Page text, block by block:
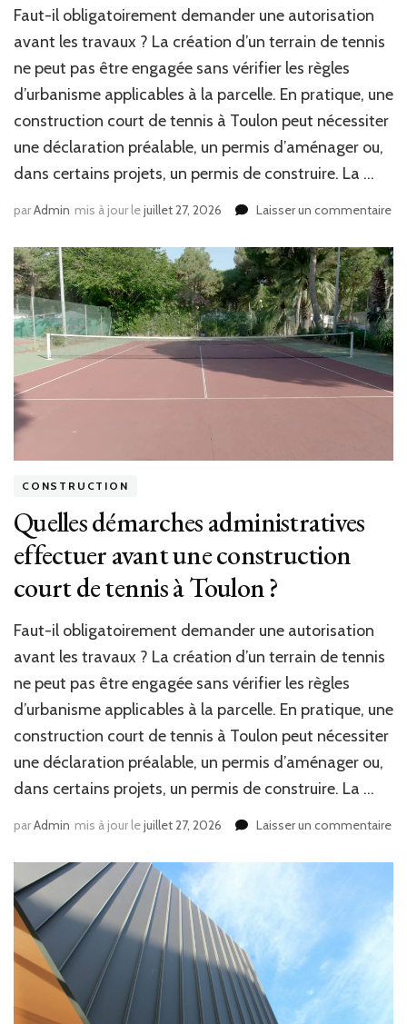
Faut-il obligatoirement demander une autorisation
avant les travaux ? La création d’un terrain de tennis
ne peut pas être engagée sans vérifier les règles
d’urbanisme applicables à la parcelle. En pratique, une
construction court de tennis à Toulon peut nécessiter
une déclaration préalable, un permis d’aménager ou,
dans certains projets, un permis de construire. La …
parAdmin mis à jour lejuillet 27, 2026 Laisser un commentairesur
t-
il
de
CONSTRUCTION
Quelles démarches administratives
effectuer avant une construction
court de tennis à Toulon ?
Faut-il obligatoirement demander une autorisation
avant les travaux ? La création d’un terrain de tennis
ne peut pas être engagée sans vérifier les règles
d’urbanisme applicables à la parcelle. En pratique, une
construction court de tennis à Toulon peut nécessiter
une déclaration préalable, un permis d’aménager ou,
dans certains projets, un permis de construire. La …
parAdmin mis à jour lejuillet 27, 2026 Laisser un commentairesur